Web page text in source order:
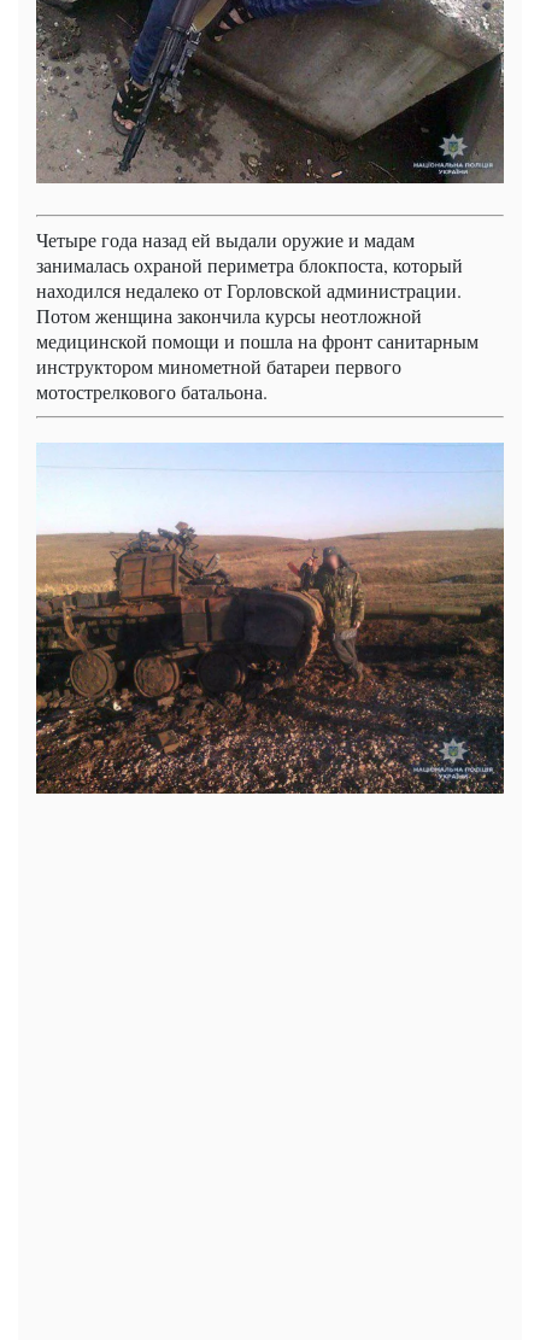
Четыре года назад ей выдали оружие и мадам
занималась охраной периметра блокпоста, который
находился недалеко от Горловской администрации.
Потом женщина закончила курсы неотложной
медицинской помощи и пошла на фронт санитарным
инструктором минометной батареи первого
мотострелкового батальона.